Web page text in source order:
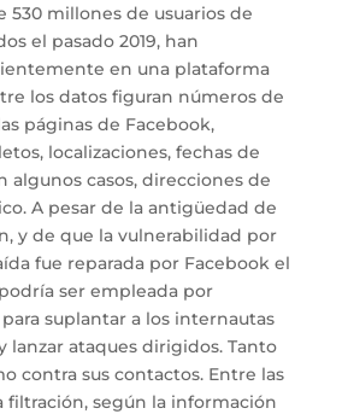
530 millones de usuarios de
el pasado 2019, han
en una plataforma
los datos figuran números de
páginas de Facebook,
localizaciones, fechas de
algunos casos, direcciones de
A pesar de la antigüedad de
y de que la vulnerabilidad por
fue reparada por Facebook el
ser empleada por
suplantar a los internautas
lanzar ataques dirigidos. Tanto
contra sus contactos. Entre las
filtración, según la información